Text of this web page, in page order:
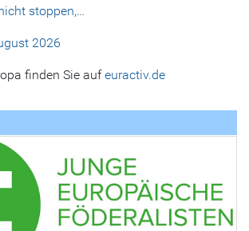
stoppen,…
2026
finden Sie aufeuractiv.de